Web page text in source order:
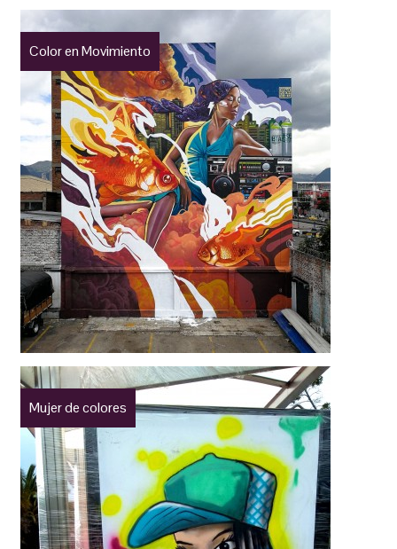
Color en Movimiento
Mujer de colores